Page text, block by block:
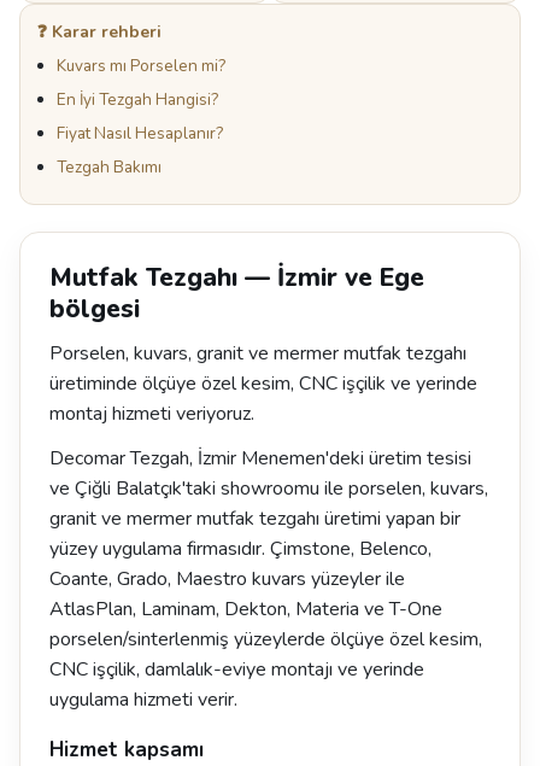
❓ Karar rehberi
Kuvars mı Porselen mi?
En İyi Tezgah Hangisi?
Fiyat Nasıl Hesaplanır?
Tezgah Bakımı
Mutfak Tezgahı — İzmir ve Ege
bölgesi
Porselen, kuvars, granit ve mermer mutfak tezgahı
üretiminde ölçüye özel kesim, CNC işçilik ve yerinde
montaj hizmeti veriyoruz.
Decomar Tezgah, İzmir Menemen'deki üretim tesisi
ve Çiğli Balatçık'taki showroomu ile porselen, kuvars,
granit ve mermer mutfak tezgahı üretimi yapan bir
yüzey uygulama firmasıdır. Çimstone, Belenco,
Coante, Grado, Maestro kuvars yüzeyler ile
AtlasPlan, Laminam, Dekton, Materia ve T-One
porselen/sinterlenmiş yüzeylerde ölçüye özel kesim,
CNC işçilik, damlalık-eviye montajı ve yerinde
uygulama hizmeti verir.
Hizmet kapsamı